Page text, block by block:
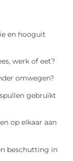
en hooguit
werk of eet?
omwegen?
gebruikt
op elkaar aan
beschutting in